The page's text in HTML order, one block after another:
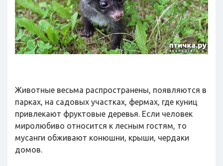
Животные весьма распространены, появляются в
парках, на садовых участках, фермах, где куниц
привлекают фруктовые деревья. Если человек
миролюбиво относится к лесным гостям, то
мусанги обживают конюшни, крыши, чердаки
домов.